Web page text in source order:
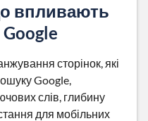
впливають
сторінок, які
Google,
слів, глибину
для мобільних